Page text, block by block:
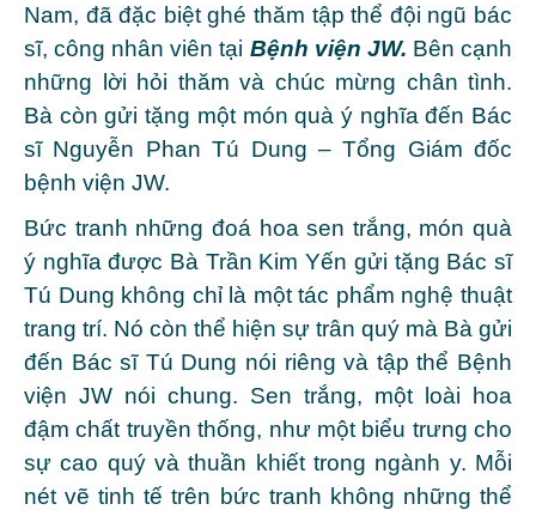
Nam, đã đặc biệt ghé thăm tập thể đội ngũ bác
sĩ, công nhân viên tại Bệnh viện JW. Bên cạnh
những lời hỏi thăm và chúc mừng chân tình.
Bà còn gửi tặng một món quà ý nghĩa đến Bác
sĩ Nguyễn Phan Tú Dung – Tổng Giám đốc
bệnh viện JW.
Bức tranh những đoá hoa sen trắng, món quà
ý nghĩa được Bà Trần Kim Yến gửi tặng Bác sĩ
Tú Dung không chỉ là một tác phẩm nghệ thuật
trang trí. Nó còn thể hiện sự trân quý mà Bà gửi
đến Bác sĩ Tú Dung nói riêng và tập thể Bệnh
viện JW nói chung. Sen trắng, một loài hoa
đậm chất truyền thống, như một biểu trưng cho
sự cao quý và thuần khiết trong ngành y. Mỗi
nét vẽ tinh tế trên bức tranh không những thể